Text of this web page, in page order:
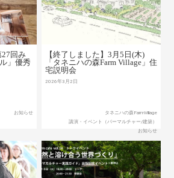
27回み
」優秀
お知らせ
【終了しました】3月5日(木)
「タネニハの森Farm Village」住
宅説明会
2026年3月2日
タネニハの森FarmVillage
講演・イベント（パーマルチャー/建築）
お知らせ